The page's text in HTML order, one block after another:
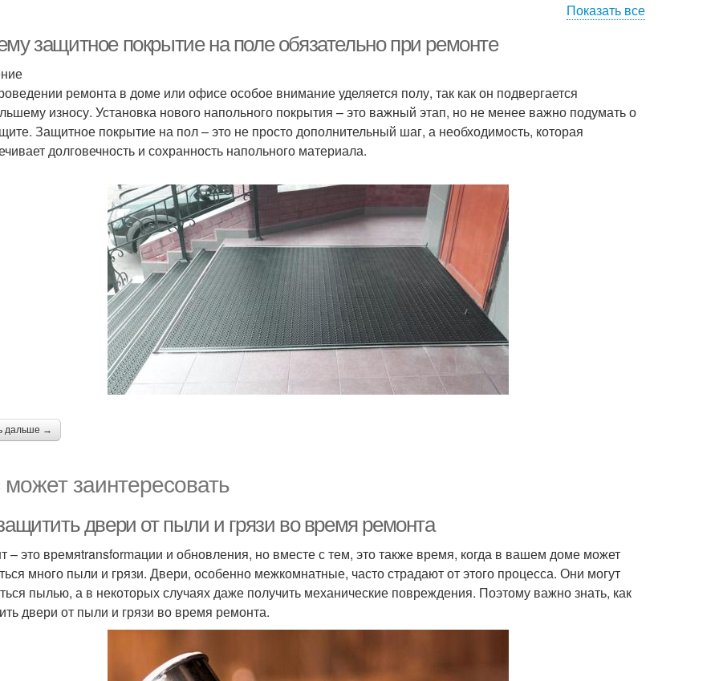
Показать все
защитное покрытие на поле обязательно при ремонте
ремонта в доме или офисе особое внимание уделяется полу, так как он подвергается
износу. Установка нового напольного покрытия – это важный этап, но не менее важно подумать о
Защитное покрытие на пол – это не просто дополнительный шаг, а необходимость, которая
долговечность и сохранность напольного материала.
дальше →
заинтересовать
двери от пыли и грязи во время ремонта
– это времяtransformации и обновления, но вместе с тем, это также время, когда в вашем доме может
много пыли и грязи. Двери, особенно межкомнатные, часто страдают от этого процесса. Они могут
пылью, а в некоторых случаях даже получить механические повреждения. Поэтому важно знать, как
двери от пыли и грязи во время ремонта.